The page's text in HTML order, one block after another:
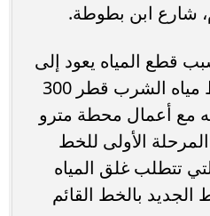
شارع ابن بطوطة.
قطع المياه يعود إلى
أعمال تحويل مسار خط مياه الشرب قطر 300
مع أعمال محطة مترو
الأولى للخط
تتطلب غلق المياه
بالخط القائم